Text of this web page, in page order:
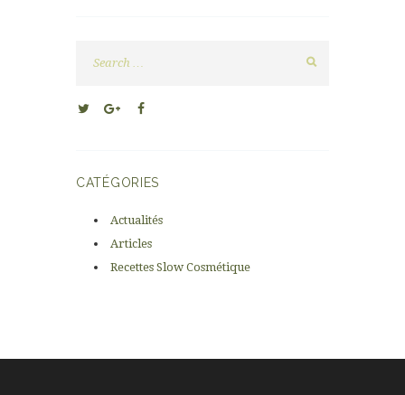
CATÉGORIES
Actualités
Articles
Recettes Slow Cosmétique